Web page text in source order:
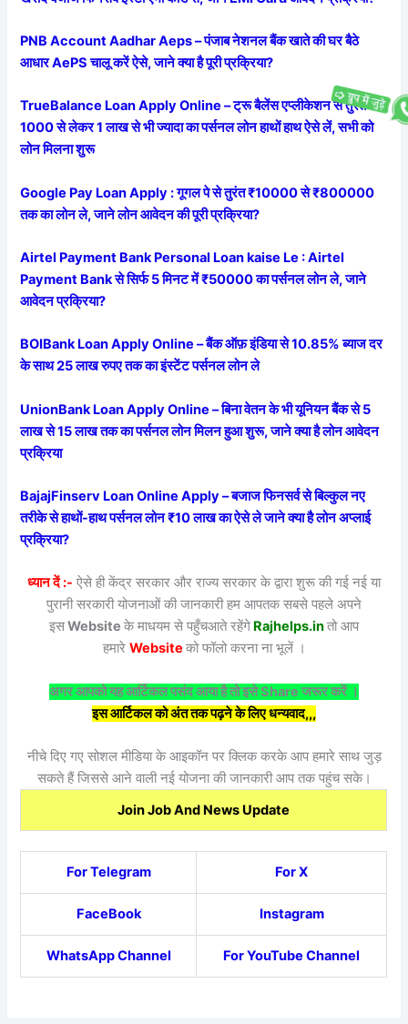
PNB Account Aadhar Aeps – पंजाब नेशनल बैंक खाते की घर बैठे
आधार AePS चालू करें ऐसे, जाने क्या है पूरी प्रक्रिया?
TrueBalance Loan Apply Online – ट्रू बैलेंस एप्लीकेशन से तुरंत
1000 से लेकर 1 लाख से भी ज्यादा का पर्सनल लोन हाथों हाथ ऐसे लें, सभी को
लोन मिलना शुरू
Google Pay Loan Apply : गूगल पे से तुरंत ₹10000 से ₹800000
तक का लोन ले, जाने लोन आवेदन की पूरी प्रक्रिया?
Airtel Payment Bank Personal Loan kaise Le : Airtel
Payment Bank से सिर्फ 5 मिनट में ₹50000 का पर्सनल लोन ले, जाने
आवेदन प्रक्रिया?
BOIBank Loan Apply Online – बैंक ऑफ़ इंडिया से 10.85% ब्याज दर
के साथ 25 लाख रुपए तक का इंस्टेंट पर्सनल लोन ले
UnionBank Loan Apply Online – बिना वेतन के भी यूनियन बैंक से 5
लाख से 15 लाख तक का पर्सनल लोन मिलन हुआ शुरू, जाने क्या है लोन आवेदन
प्रक्रिया
BajajFinserv Loan Online Apply – बजाज फिनसर्व से बिल्कुल नए
तरीके से हाथों-हाथ पर्सनल लोन ₹10 लाख का ऐसे ले जाने क्या है लोन अप्लाई
प्रक्रिया?
ध्यान दें :- ऐसे ही केंद्र सरकार और राज्य सरकार के द्वारा शुरू की गई नई या
पुरानी सरकारी योजनाओं की जानकारी हम आपतक सबसे पहले अपने
इसWebsite के माधयम से पहुँचआते रहेंगे Rajhelps.inतो आप
हमारे Website को फॉलो करना ना भूलें ।
अगर आपको यह आर्टिकल पसंद आया है तो इसे Share जरूर करें ।
इस आर्टिकल को अंत तक पढ़ने के लिए धन्यवाद,,,
नीचे दिए गए सोशल मीडिया के आइकॉन पर क्लिक करके आप हमारे साथ जुड़
सकते हैं जिससे आने वाली नई योजना की जानकारी आप तक पहुंच सके।
Join Job And News Update
For Telegram For X
FaceBook Instagram
WhatsApp Channel For YouTube Channel